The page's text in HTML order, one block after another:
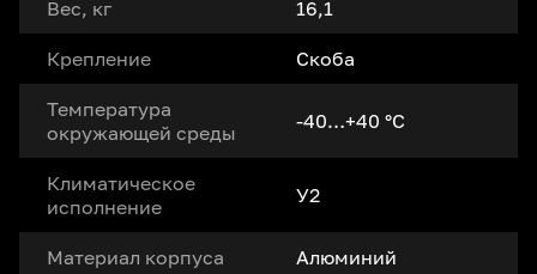
Вес, кг 16,1
Крепление Скоба
Температура
окружающей среды
-40…+40 °С
Климатическое
исполнение
У2
Материал корпуса Алюминий